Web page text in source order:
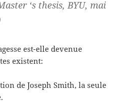
‘s thesis, BYU, mai
est-elle devenue
existent:
de Joseph Smith, la seule